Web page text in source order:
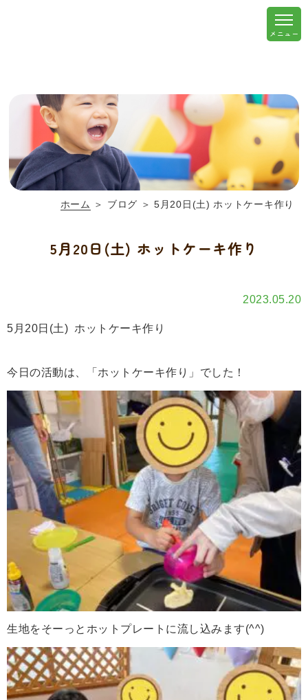
ホーム ＞ ブログ ＞ 5月20日(土) ホットケーキ作り
5月20日(土) ホットケーキ作り
2023.05.20
5月20日(土) ホットケーキ作り
今日の活動は、「ホットケーキ作り」でした！
生地をそーっとホットプレートに流し込みます(^^)